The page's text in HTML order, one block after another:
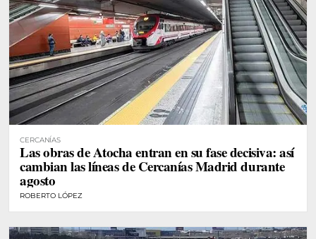
CERCANÍAS
Las obras de Atocha entran en su fase decisiva: así
cambian las líneas de Cercanías Madrid durante
agosto
ROBERTO LÓPEZ